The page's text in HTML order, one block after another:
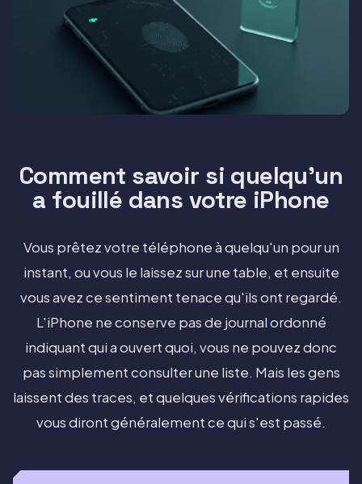
Comment savoir si quelqu'un
a fouillé dans votre iPhone
Vous prêtez votre téléphone à quelqu'un pour un
instant, ou vous le laissez sur une table, et ensuite
vous avez ce sentiment tenace qu'ils ont regardé.
L'iPhone ne conserve pas de journal ordonné
indiquant qui a ouvert quoi, vous ne pouvez donc
pas simplement consulter une liste. Mais les gens
laissent des traces, et quelques vérifications rapides
vous diront généralement ce qui s'est passé.